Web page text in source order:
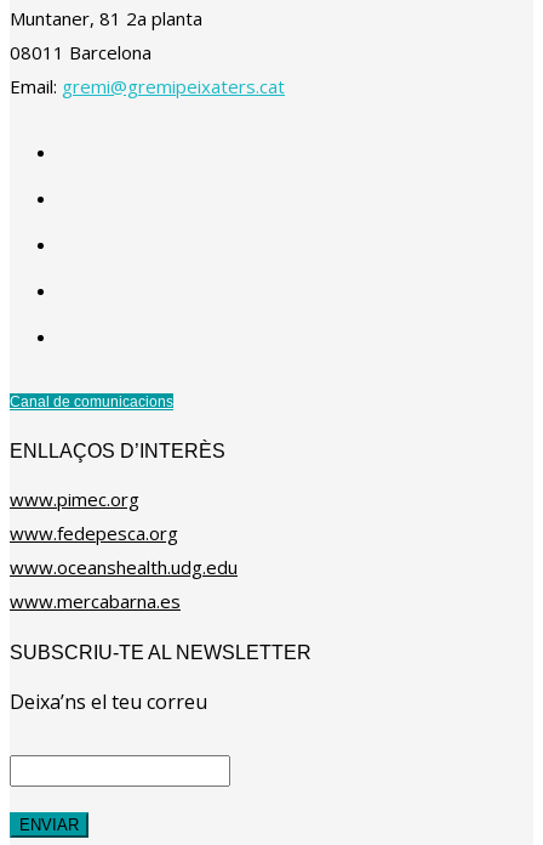
Muntaner, 81 2a planta
08011 Barcelona
Email: gremi@gremipeixaters.cat
Canal de comunicacions
ENLLAÇOS D’INTERÈS
www.pimec.org
www.fedepesca.org
www.oceanshealth.udg.edu
www.mercabarna.es
SUBSCRIU-TE AL NEWSLETTER
Deixa’ns el teu correu